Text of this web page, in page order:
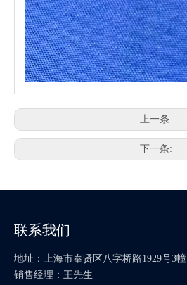
上一条:
下一条:
联系我们
地址：上海市奉贤区八字桥路1929号3幢
销售经理：王先生